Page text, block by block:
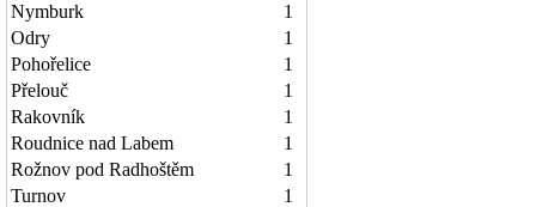
Nymburk
1
Odry
1
Pohořelice
1
Přelouč
1
Rakovník
1
Roudnice nad Labem
1
Rožnov pod Radhoštěm
1
Turnov
1